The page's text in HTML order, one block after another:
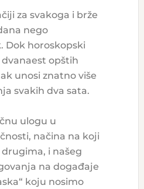
za svakoga i brže
nego
Dok horoskopski
opštih
unosi znatno više
svakih dva sata.
ulogu u
načina na koji
i našeg
na događaje
koju nosimo